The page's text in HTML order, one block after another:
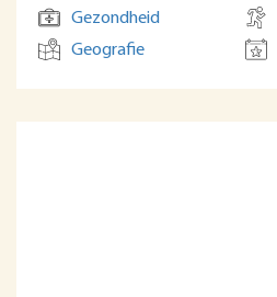
Gezondheid
Geografie